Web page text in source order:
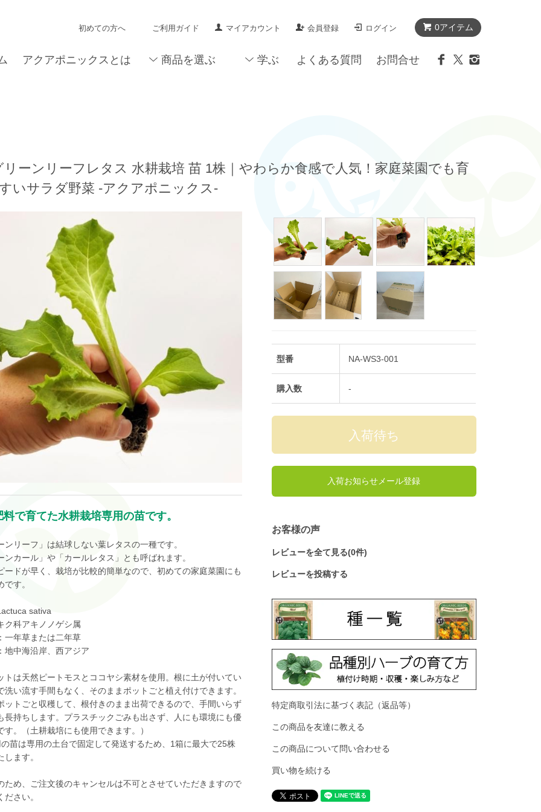
0アイテム
初めての方へ ご利用ガイド マイアカウント 会員登録 ログイン
アクアポニックスとは 商品を選ぶ 学ぶ よくある質問 お問合せ
リーンリーフレタス 水耕栽培 苗 1株｜やわらか食感で人気！家庭菜園でも育
いサラダ野菜 -アクアポニックス-
で育てた水耕栽培専用の苗です。
ンリーフ」は結球しない葉レタスの一種です。
ンカール」や「カールレタス」とも呼ばれます。
ードが早く、栽培が比較的簡単なので、初めての家庭菜園にも
す。
sativa
ク科アキノノゲシ属
一年草または二年草
地中海沿岸、西アジア
トは天然ピートモスとココヤシ素材を使用。根に土が付いてい
洗い流す手間もなく、そのままポットごと植え付けできます。
ットごと収穫して、根付きのまま出荷できるので、手間いらず
長持ちします。プラスチックごみも出さず、人にも環境にも優
す。（土耕栽培にも使用できます。）
苗は専用の土台で固定して発送するため、1箱に最大で25株
します。
ため、ご注文後のキャンセルは不可とさせていただきますので
ださい。
型番 NA-WS3-001
購入数 -
入荷お知らせメール登録
お客様の声
レビューを全て見る(0件)
レビューを投稿する
特定商取引法に基づく表記（返品等）
この商品を友達に教える
この商品について問い合わせる
買い物を続ける